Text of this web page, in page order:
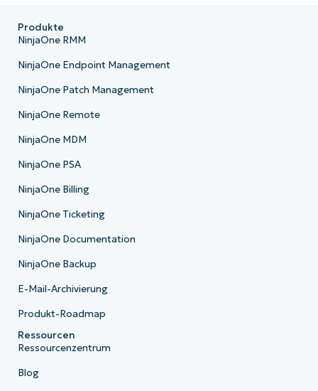
Produkte
NinjaOne RMM
NinjaOne Endpoint Management
NinjaOne Patch Management
NinjaOne Remote
NinjaOne MDM
NinjaOne PSA
NinjaOne Billing
NinjaOne Ticketing
NinjaOne Documentation
NinjaOne Backup
E-Mail-Archivierung
Produkt-Roadmap
Ressourcen
Ressourcenzentrum
Blog